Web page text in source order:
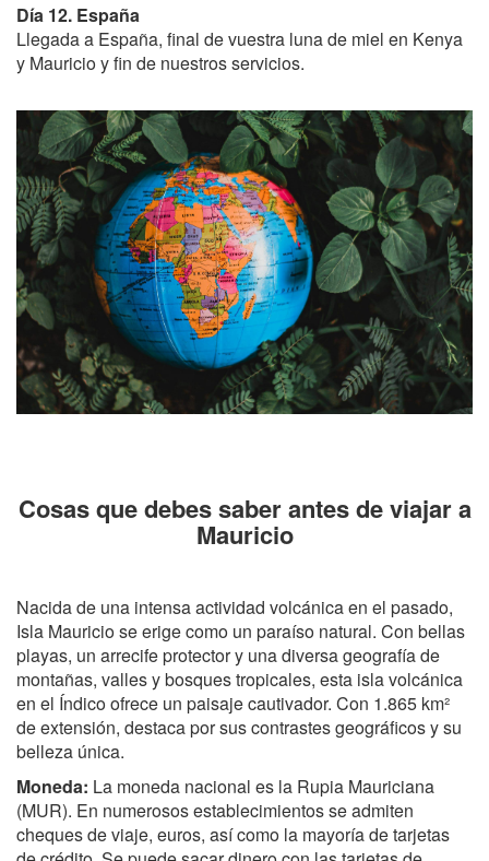
Día 12. España
Llegada a España, final de vuestra luna de miel en Kenya
y Mauricio y fin de nuestros servicios.
Cosas que debes saber antes de viajar a
Mauricio
Nacida de una intensa actividad volcánica en el pasado,
Isla Mauricio se erige como un paraíso natural. Con bellas
playas, un arrecife protector y una diversa geografía de
montañas, valles y bosques tropicales, esta isla volcánica
en el Índico ofrece un paisaje cautivador. Con 1.865 km²
de extensión, destaca por sus contrastes geográficos y su
belleza única.
Moneda: La moneda nacional es la Rupia Mauriciana
(MUR). En numerosos establecimientos se admiten
cheques de viaje, euros, así como la mayoría de tarjetas